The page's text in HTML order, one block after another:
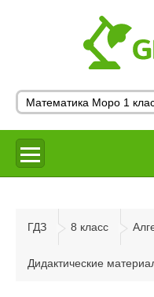
ГДЗ 8 класс
Дидактические